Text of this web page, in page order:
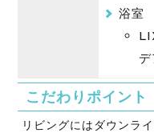
浴室
デ
こだわりポイント
リビングにはダウンラ